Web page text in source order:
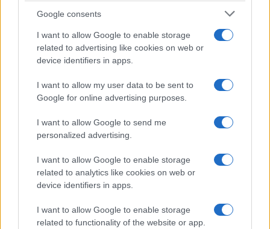
Google consents
I want to allow Google to enable storage
related to advertising like cookies on web or
device identifiers in apps.
I want to allow my user data to be sent to
Google for online advertising purposes.
I want to allow Google to send me
personalized advertising.
I want to allow Google to enable storage
related to analytics like cookies on web or
device identifiers in apps.
I want to allow Google to enable storage
related to functionality of the website or app.
El impacto de la iniciativa de Gabriel
Rufián en el panorama político español
Gabriel Rufián ha logrado captar la atención mediática…
POLÍTICA